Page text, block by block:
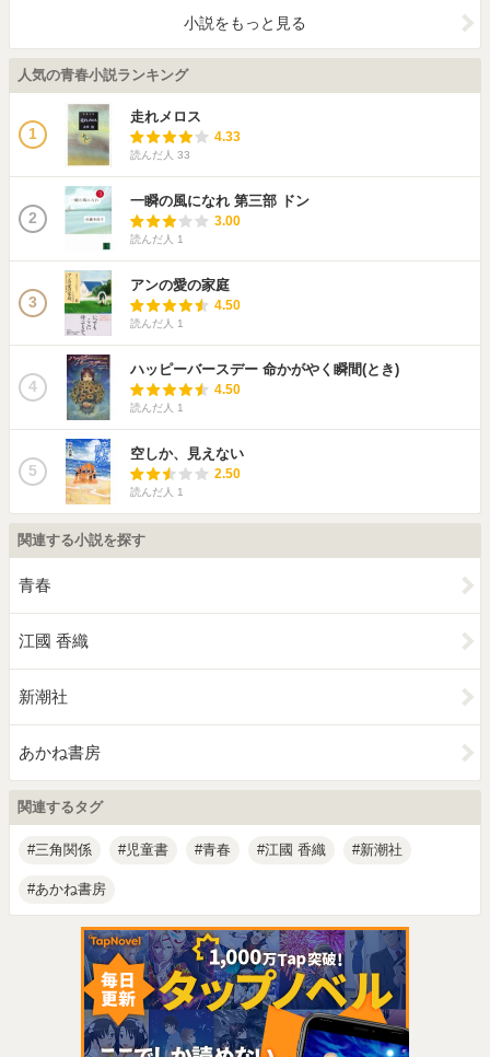
小説をもっと見る
人気の青春小説ランキング
1
走れメロス
4.33
読んだ人 33
2
一瞬の風になれ 第三部 ドン
3.00
読んだ人 1
3
アンの愛の家庭
4.50
読んだ人 1
4
ハッピーバースデー 命かがやく瞬間(とき)
4.50
読んだ人 1
5
空しか、見えない
2.50
読んだ人 1
関連する小説を探す
青春
江國 香織
新潮社
あかね書房
関連するタグ
三角関係 児童書 青春 江國 香織 新潮社
あかね書房